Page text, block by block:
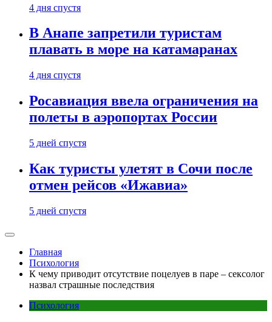
4 дня спустя
В Анапе запретили туристам
плавать в море на катамаранах
4 дня спустя
Росавиация ввела ограничения на
полеты в аэропортах России
5 дней спустя
Как туристы улетят в Сочи после
отмен рейсов «Ижавиа»
5 дней спустя
Главная
Психология
К чему приводит отсутствие поцелуев в паре – сексолог
назвал страшные последствия
Психология